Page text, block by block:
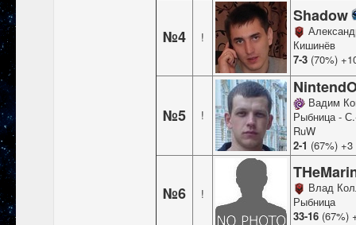
№4 !
Shadow
Кишинёв
7-3 (70%)
№5 !
Вадим
Рыбница -
RuW
2-1 (67%) +3
№6 !
Влад
Рыбница
33-16 (67%)